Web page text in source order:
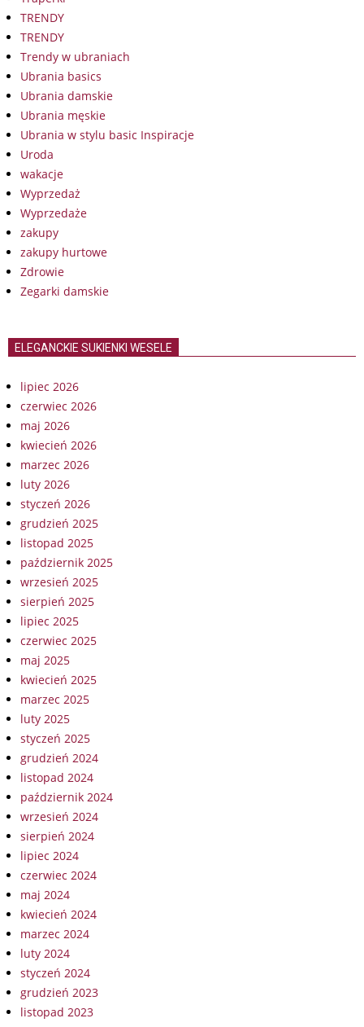
TRENDY
TRENDY
Trendy w ubraniach
Ubrania basics
Ubrania damskie
Ubrania męskie
Ubrania w stylu basic Inspiracje
Uroda
wakacje
Wyprzedaż
Wyprzedaże
zakupy
zakupy hurtowe
Zdrowie
Zegarki damskie
ELEGANCKIE SUKIENKI WESELE
lipiec 2026
czerwiec 2026
maj 2026
kwiecień 2026
marzec 2026
luty 2026
styczeń 2026
grudzień 2025
listopad 2025
październik 2025
wrzesień 2025
sierpień 2025
lipiec 2025
czerwiec 2025
maj 2025
kwiecień 2025
marzec 2025
luty 2025
styczeń 2025
grudzień 2024
listopad 2024
październik 2024
wrzesień 2024
sierpień 2024
lipiec 2024
czerwiec 2024
maj 2024
kwiecień 2024
marzec 2024
luty 2024
styczeń 2024
grudzień 2023
listopad 2023